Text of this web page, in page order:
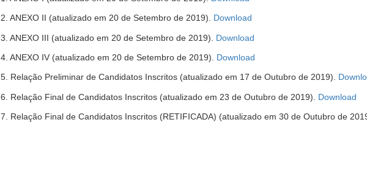
nova
2. ANEXO II (atualizado em 20 de Setembro de 2019). Download
nova
3. ANEXO III (atualizado em 20 de Setembro de 2019). Download
nova
4. ANEXO IV (atualizado em 20 de Setembro de 2019). Download
nova
5. Relação Preliminar de Candidatos Inscritos (atualizado em 17 de Outubro de 2019).
6. Relação Final de Candidatos Inscritos (atualizado em 23 de Outubro de 2019). Download
7. Relação Final de Candidatos Inscritos (RETIFICADA) (atualizado em 30 de Outubro de